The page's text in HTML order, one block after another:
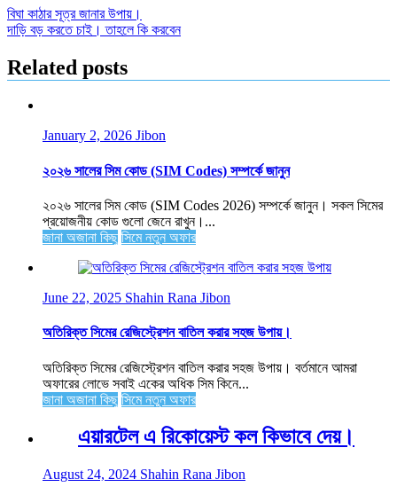
বিঘা কাঠার সূত্র জানার উপায়।
দাড়ি বড় করতে চাই। তাহলে কি করবেন
Related posts
January 2, 2026 Jibon
২০২৬ সালের সিম কোড (SIM Codes) সম্পর্কে জানুন
২০২৬ সালের সিম কোড (SIM Codes 2026) সম্পর্কে জানুন। সকল সিমের
প্রয়োজনীয় কোড গুলো জেনে রাখুন।...
জানা অজানা কিছু সিমে নতুন ‍অফার
June 22, 2025 Shahin Rana Jibon
অতিরিক্ত সিমের রেজিস্ট্রেশন বাতিল করার সহজ উপায়।
অতিরিক্ত সিমের রেজিস্ট্রেশন বাতিল করার সহজ উপায়। বর্তমানে আমরা
অফারের লোভে সবাই একের অধিক সিম কিনে...
জানা অজানা কিছু সিমে নতুন ‍অফার
এয়ারটেল এ রিকোয়েস্ট কল কিভাবে দেয়।
August 24, 2024 Shahin Rana Jibon